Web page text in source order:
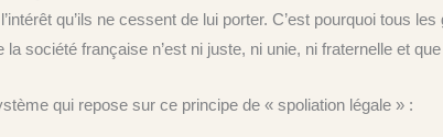
qu’ils ne cessent de lui porter. C’est pourquoi tous
société française n’est ni juste, ni unie, ni fraternelle et
qui repose sur ce principe de « spoliation légale » :